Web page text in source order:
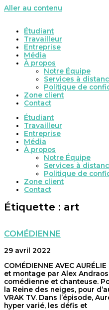
Aller au contenu
Étudiant
Travailleur
Entreprise
Média
À propos
Notre Équipe
Services à
Politique de
Zone client
Contact
Étudiant
Travailleur
Entreprise
Média
À propos
Notre Équipe
Services à
Politique de
Zone client
Contact
Étiquette : art
COMÉDIENNE
29 avril 2022
COMÉDIENNE AVEC
et montage par Alex
comédienne et chanteuse.
la Reine des neiges, pour
VRAK TV. Dans l’épisode,
hyper varié, les défis et